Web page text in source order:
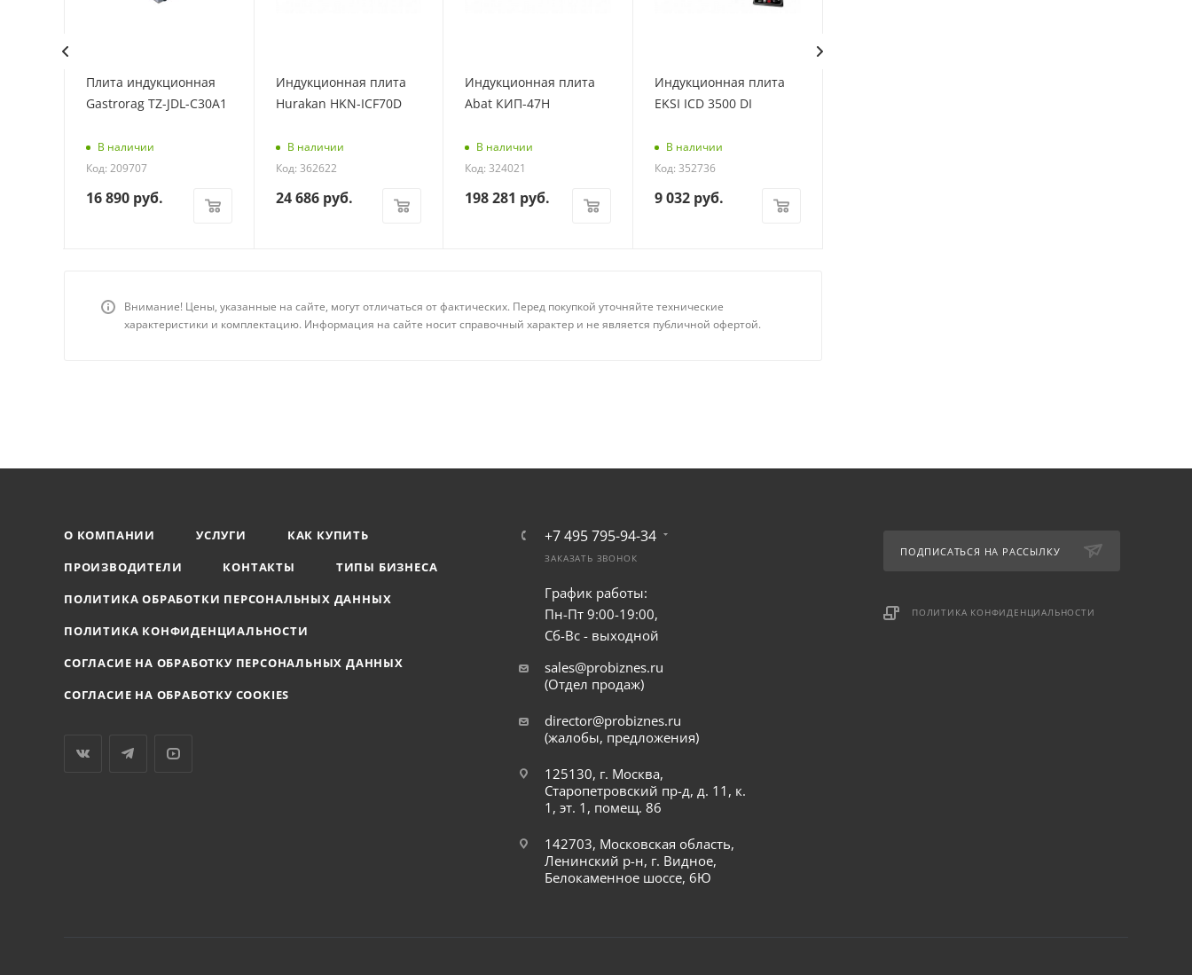
Плита индукционная
Gastrorag TZ-JDL-C30A1
В наличии
Код: 209707
16 890руб.
Индукционная плита
Hurakan HKN-ICF70D
В наличии
Код: 362622
24 686руб.
Индукционная плита
Abat КИП-47Н
В наличии
Код: 324021
198 281 руб.
Индукционная плита
EKSI ICD 3500 DI
В наличии
Код: 352736
9 032 руб.
Внимание! Цены, указанные на сайте, могут отличаться от фактических. Перед покупкой уточняйте технические
характеристики и комплектацию. Информация на сайте носит справочный характер и не является публичной офертой.
О КОМПАНИИ УСЛУГИ
КАК КУПИТЬ
ПРОИЗВОДИТЕЛИ
КОНТАКТЫ
ТИПЫ БИЗНЕСА
ПОЛИТИКА ОБРАБОТКИ ПЕРСОНАЛЬНЫХ ДАННЫХ
ПОЛИТИКА КОНФИДЕНЦИАЛЬНОСТИ
СОГЛАСИЕ НА ОБРАБОТКУ ПЕРСОНАЛЬНЫХ ДАННЫХ
СОГЛАСИЕ НА ОБРАБОТКУ COOKIES
+7 495 795-94-34
ЗАКАЗАТЬ ЗВОНОК
График работы:
Пн-Пт 9:00-19:00,
Сб-Вс - выходной
sales@probiznes.ru
(Отдел продаж)
director@probiznes.ru
(жалобы, предложения)
125130, г. Москва,
Старопетровский пр-д, д. 11, к.
1, эт. 1, помещ. 86
142703, Московская область,
Ленинский р-н, г. Видное,
Белокаменное шоссе, 6Ю
ПОДПИСАТЬСЯ НА РАССЫЛКУ
ПОЛИТИКА КОНФИДЕНЦИАЛЬНОСТИ